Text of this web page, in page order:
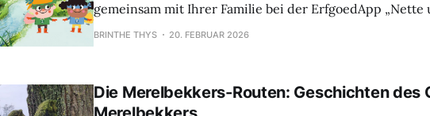
gemeinsam mit Ihrer Familie bei der ErfgoedApp „Nette
Abenteuerreise in Forsellara“. Kinder machen ihre
schon
BRINTHE THYS 20. FEBRUAR 2026
Die Merelbekkers-Routen: Geschichten des